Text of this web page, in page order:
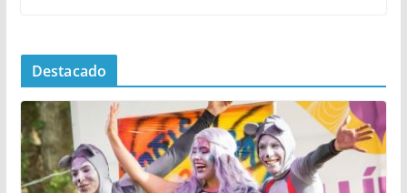
Destacado